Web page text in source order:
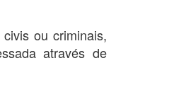
ou criminais,
através de